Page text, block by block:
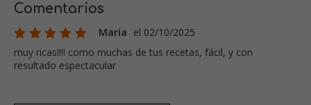
Comentarios
Maria el 02/10/2025
muy ricas!!!! como muchas de tus recetas, fácil, y con
resultado espectacular